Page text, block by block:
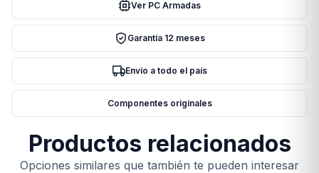
Ver PC Armadas
Garantía 12 meses
Envío a todo el país
Componentes originales
Productos relacionados
Opciones similares que también te pueden interesar